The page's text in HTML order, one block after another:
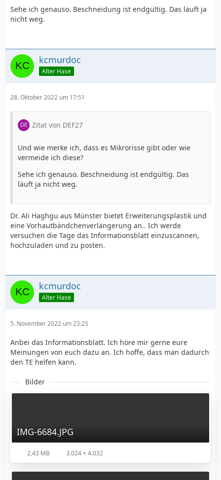
Sehe ich genauso. Beschneidung ist endgültig. Das läuft ja
nicht weg.
kcmurdoc
Alter Hase
28. Oktober 2022 um 17:51
Zitat von DEF27
Und wie merke ich, dass es Mikrorisse gibt oder wie
vermeide ich diese?
Sehe ich genauso. Beschneidung ist endgültig. Das
läuft ja nicht weg.
Dr. Ali Haghgu aus Münster bietet Erweiterungsplastik und
eine Vorhautbändchenverlängerung an.. Ich werde
versuchen die Tage das Informationsblatt einzuscannen,
hochzuladen und zu posten.
kcmurdoc
Alter Hase
5. November 2022 um 23:25
Anbei das Informationsblatt. Ich höre mir gerne eure
Meinungen von euch dazu an. Ich hoffe, dass man dadurch
den TE helfen kann.
Bilder
IMG-6684.JPG
2,43 MB 3.024 × 4.032